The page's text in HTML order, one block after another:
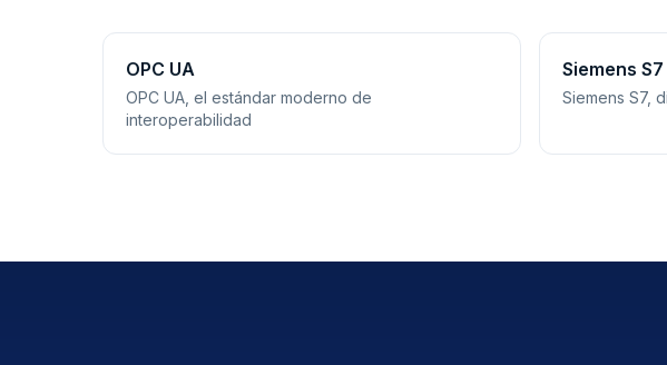
OPC UA
OPC UA, el estándar moderno de
interoperabilidad
Siemens S7
Siemens S7,